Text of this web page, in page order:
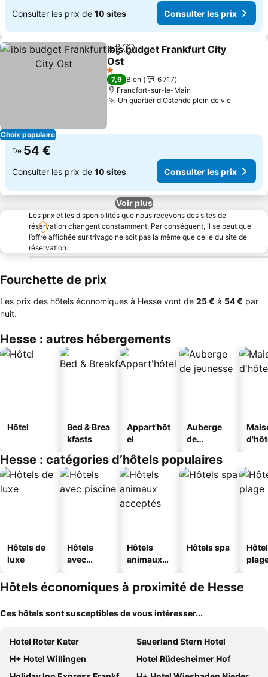
Consulter les prix de 10 sites Consulter les prix
Choix populaire
PartagerAjouter à mes favoris
ibis budget Frankfurt City
Ost
Consulter les prix
1 Étoiles
7,9 Bien
6 717
Francfort-sur-le-Main
Un quartier d'Ostende plein de vie
De 54 €
Consulter les prix de 10 sites Consulter les prix
Voir plus
Les prix et les disponibilités que nous recevons des sites de
réservation changent constamment. Par conséquent, il se peut que
l’offre affichée sur trivago ne soit pas la même que celle du site de
réservation.
Fourchette de prix
Les prix des hôtels économiques à Hesse vont de ‎25 € à ‎54 € par
nuit.
Hesse : autres hébergements
Hôtel
Bed & Brea
kfasts
Appart'hôt
el
Auberge
de
Hesse : catégories d’hôtels populaires
Hôtels de
luxe
Hôtels
avec
Hôtels
animaux
Hôtels spa
Hôtels économiques à proximité de Hesse
Ces hôtels sont susceptibles de vous intéresser...
Hotel Roter Kater
Sauerland Stern Hotel
H+ Hotel Willingen
Hotel Rüdesheimer Hof